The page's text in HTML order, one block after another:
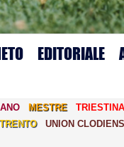
EDITORIALE
MESTRE TRIESTINA
TRENTO
UNION